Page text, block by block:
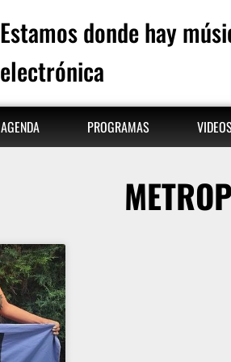
Estamos donde hay
electrónica
AGENDA PROGRAMAS